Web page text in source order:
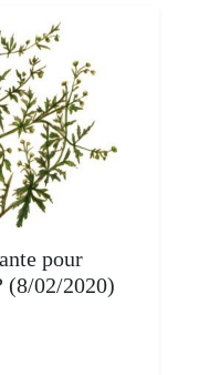
pour
(8/02/2020)